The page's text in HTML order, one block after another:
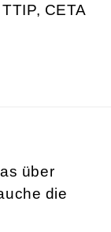
CETA
über
die